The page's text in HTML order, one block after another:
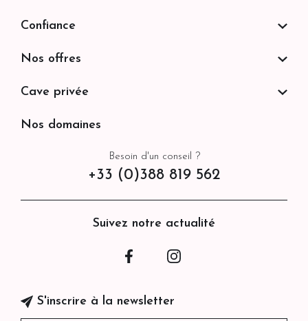
Besoin d'un conseil ?
+33 (0)388 819 562
Suivez notre actualité
Facebook
S'inscrire à la newsletter
Confiance
Nos offres
Cave privée
Nos domaines